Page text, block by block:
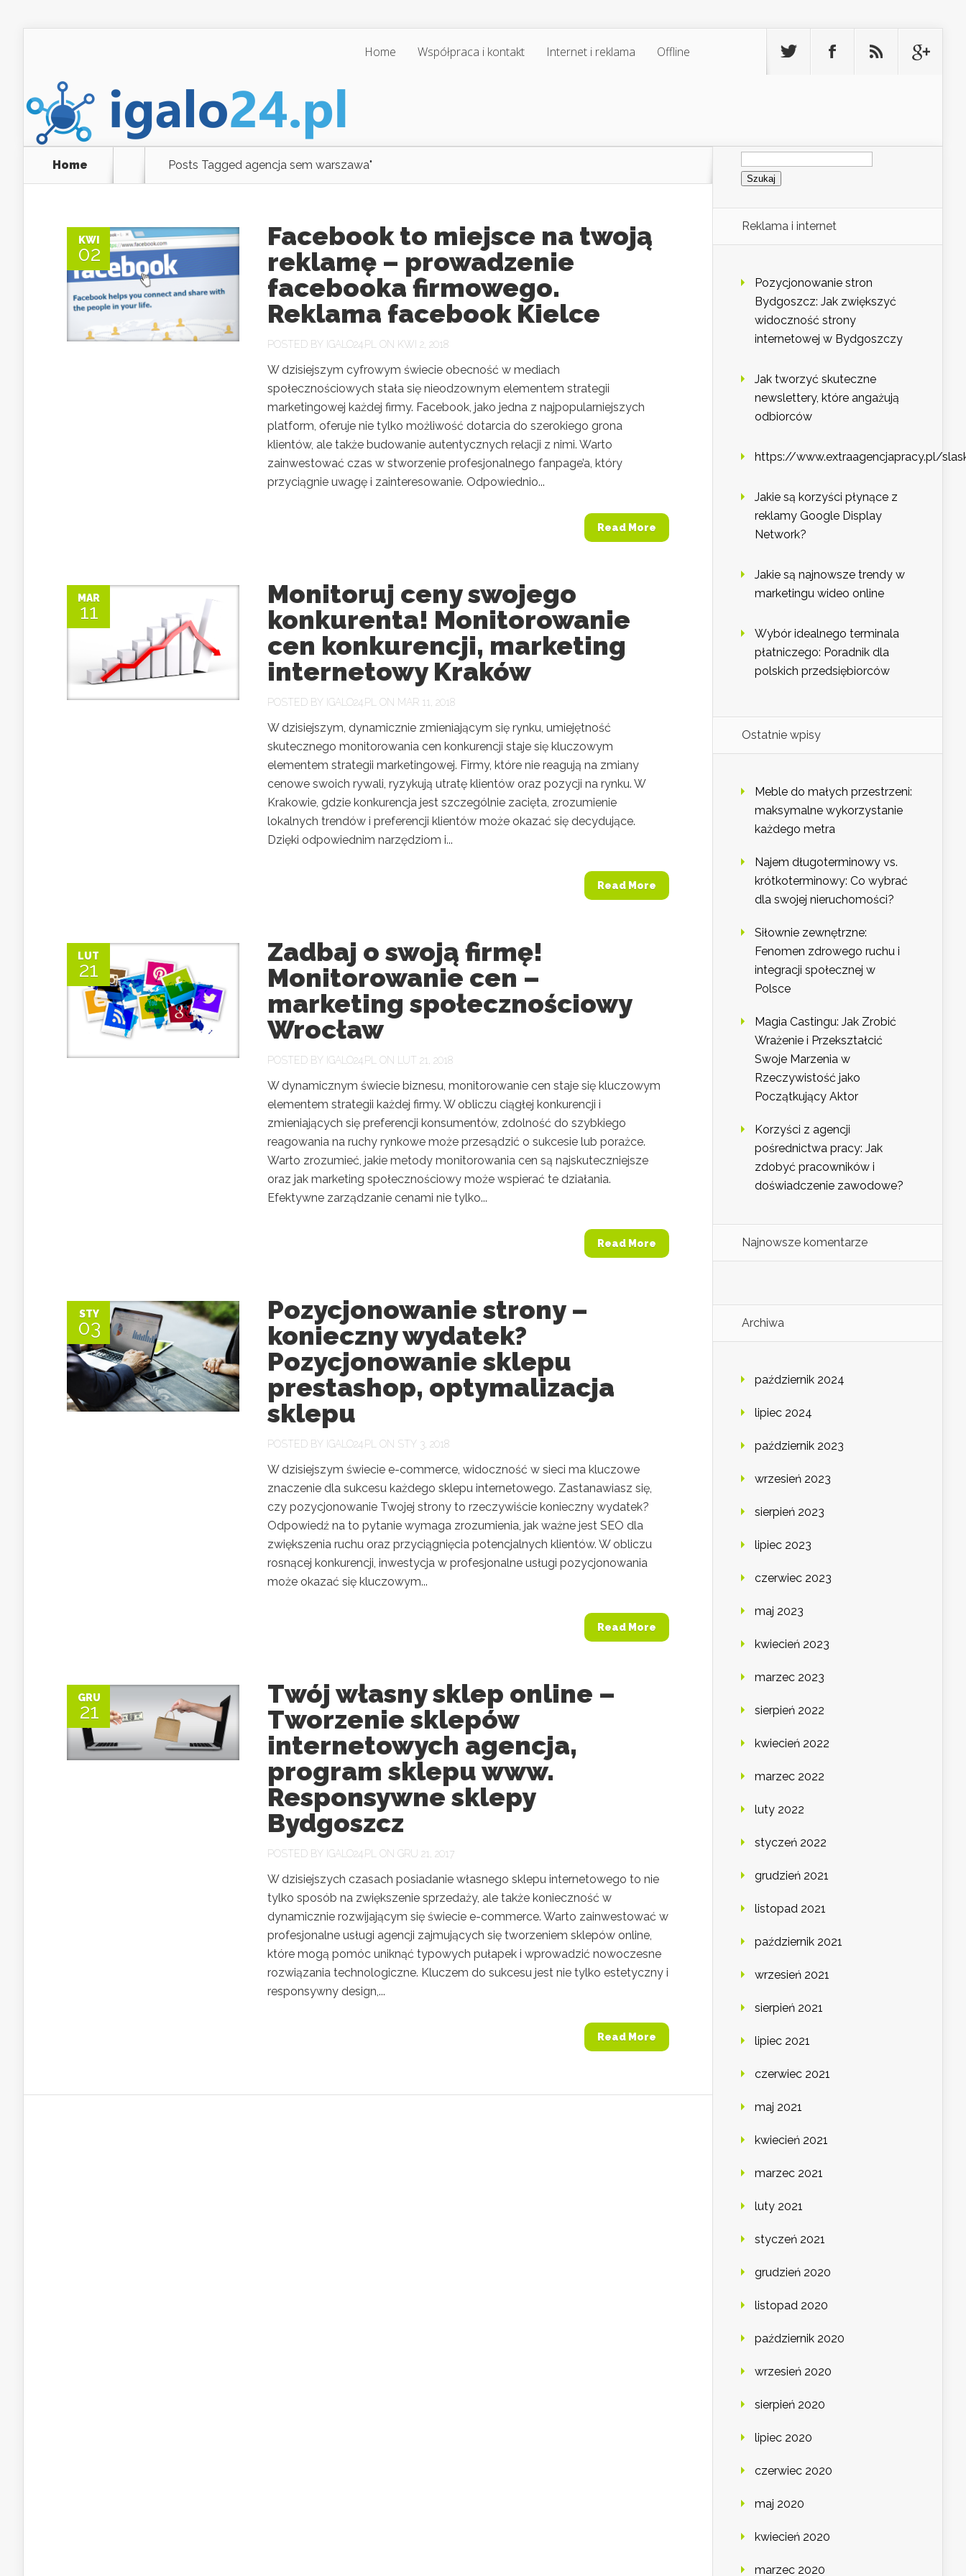
Home Współpraca i kontakt Internet i reklama Offline
Home Posts Tagged agencja sem warszawa"
KWI
02
Facebook to miejsce na twoją
reklamę – prowadzenie
facebooka firmowego.
Reklama facebook Kielce
POSTED BY IGALO24.PL ON KWI 2, 2018
W dzisiejszym cyfrowym świecie obecność w mediach
społecznościowych stała się nieodzownym elementem strategii
marketingowej każdej firmy. Facebook, jako jedna z najpopularniejszych
platform, oferuje nie tylko możliwość dotarcia do szerokiego grona
klientów, ale także budowanie autentycznych relacji z nimi. Warto
zainwestować czas w stworzenie profesjonalnego fanpage’a, który
przyciągnie uwagę i zainteresowanie. Odpowiednio...
Read More
MAR
11
Monitoruj ceny swojego
konkurenta! Monitorowanie
cen konkurencji, marketing
internetowy Kraków
POSTED BY IGALO24.PL ON MAR 11, 2018
W dzisiejszym, dynamicznie zmieniającym się rynku, umiejętność
skutecznego monitorowania cen konkurencji staje się kluczowym
elementem strategii marketingowej. Firmy, które nie reagują na zmiany
cenowe swoich rywali, ryzykują utratę klientów oraz pozycji na rynku. W
Krakowie, gdzie konkurencja jest szczególnie zacięta, zrozumienie
lokalnych trendów i preferencji klientów może okazać się decydujące.
Dzięki odpowiednim narzędziom i...
Read More
LUT
21
Zadbaj o swoją firmę!
Monitorowanie cen –
marketing społecznościowy
Wrocław
POSTED BY IGALO24.PL ON LUT 21, 2018
W dynamicznym świecie biznesu, monitorowanie cen staje się kluczowym
elementem strategii każdej firmy. W obliczu ciągłej konkurencji i
zmieniających się preferencji konsumentów, zdolność do szybkiego
reagowania na ruchy rynkowe może przesądzić o sukcesie lub porażce.
Warto zrozumieć, jakie metody monitorowania cen są najskuteczniejsze
oraz jak marketing społecznościowy może wspierać te działania.
Efektywne zarządzanie cenami nie tylko...
Read More
STY
03
Pozycjonowanie strony –
konieczny wydatek?
Pozycjonowanie sklepu
prestashop, optymalizacja
sklepu
POSTED BY IGALO24.PL ON STY 3, 2018
W dzisiejszym świecie e-commerce, widoczność w sieci ma kluczowe
znaczenie dla sukcesu każdego sklepu internetowego. Zastanawiasz się,
czy pozycjonowanie Twojej strony to rzeczywiście konieczny wydatek?
Odpowiedź na to pytanie wymaga zrozumienia, jak ważne jest SEO dla
zwiększenia ruchu oraz przyciągnięcia potencjalnych klientów. W obliczu
rosnącej konkurencji, inwestycja w profesjonalne usługi pozycjonowania
może okazać się kluczowym...
Read More
GRU
21
Twój własny sklep online –
Tworzenie sklepów
internetowych agencja,
program sklepu www.
Responsywne sklepy
Bydgoszcz
POSTED BY IGALO24.PL ON GRU 21, 2017
W dzisiejszych czasach posiadanie własnego sklepu internetowego to nie
tylko sposób na zwiększenie sprzedaży, ale także konieczność w
dynamicznie rozwijającym się świecie e-commerce. Warto zainwestować w
profesjonalne usługi agencji zajmujących się tworzeniem sklepów online,
które mogą pomóc uniknąć typowych pułapek i wprowadzić nowoczesne
rozwiązania technologiczne. Kluczem do sukcesu jest nie tylko estetyczny i
responsywny design,...
Read More
Szukaj:
Reklama i internet
Pozycjonowanie stron
Bydgoszcz: Jak zwiększyć
widoczność strony
internetowej w Bydgoszczy
Jak tworzyć skuteczne
newslettery, które angażują
odbiorców
https://www.extraagencjapracy.pl/
Jakie są korzyści płynące z
reklamy Google Display
Network?
Jakie są najnowsze trendy w
marketingu wideo online
Wybór idealnego terminala
płatniczego: Poradnik dla
polskich przedsiębiorców
Ostatnie wpisy
Meble do małych przestrzeni:
maksymalne wykorzystanie
każdego metra
Najem długoterminowy vs.
krótkoterminowy: Co wybrać
dla swojej nieruchomości?
Siłownie zewnętrzne:
Fenomen zdrowego ruchu i
integracji społecznej w
Polsce
Magia Castingu: Jak Zrobić
Wrażenie i Przekształcić
Swoje Marzenia w
Rzeczywistość jako
Początkujący Aktor
Korzyści z agencji
pośrednictwa pracy: Jak
zdobyć pracowników i
doświadczenie zawodowe?
Najnowsze komentarze
Archiwa
październik 2024
lipiec 2024
październik 2023
wrzesień 2023
sierpień 2023
lipiec 2023
czerwiec 2023
maj 2023
kwiecień 2023
marzec 2023
sierpień 2022
kwiecień 2022
marzec 2022
luty 2022
styczeń 2022
grudzień 2021
listopad 2021
październik 2021
wrzesień 2021
sierpień 2021
lipiec 2021
czerwiec 2021
maj 2021
kwiecień 2021
marzec 2021
luty 2021
styczeń 2021
grudzień 2020
listopad 2020
październik 2020
wrzesień 2020
sierpień 2020
lipiec 2020
czerwiec 2020
maj 2020
kwiecień 2020
marzec 2020